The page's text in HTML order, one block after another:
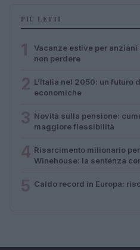
PIÙ LETTI
Vacanze estive per anziani
non perdere
L’Italia nel 2050: un
economiche
Novità sulla pensione:
maggiore flessibilità
Risarcimento milionario
Winehouse: la sentenza
Caldo record in Europa: